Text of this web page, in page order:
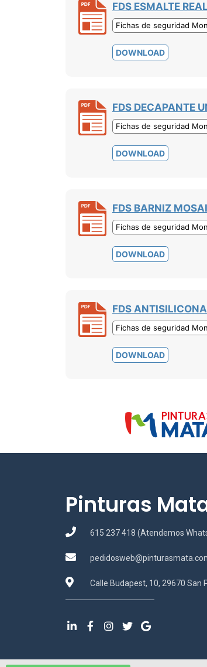
FDS ESMALTE
Fichas de seguridad
DOWNLOAD
FDS DECAPANTE
Fichas de seguridad
DOWNLOAD
FDS BARNIZ
Fichas de seguridad
DOWNLOAD
FDS
Fichas de seguridad
DOWNLOAD
Pinturas
615 237 418 (Atendemos
Calle Budapest, 10, 29670 San